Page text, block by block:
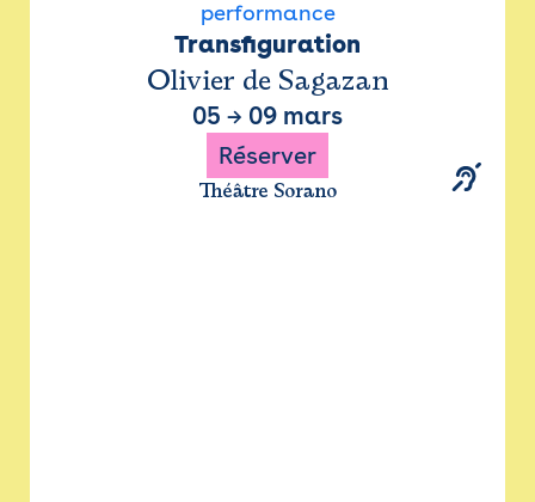
performance
Transfiguration
Olivier de Sagazan
05 → 09 mars
Réserver
Théâtre Sorano